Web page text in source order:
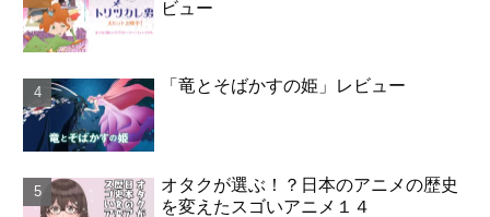
ビュー
「竜とそばかすの姫」レビュー
オタクが選ぶ！？日本のアニメの歴史
を変えたスゴいアニメ１４